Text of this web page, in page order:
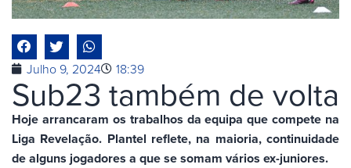
Julho 9, 2024 18:39
Sub23 também de volta
Hoje arrancaram os trabalhos da equipa que compete na
Liga Revelação. Plantel reflete, na maioria, continuidade
de alguns jogadores a que se somam vários ex-juniores.